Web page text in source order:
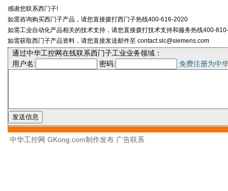
感谢您联系西门子!
如需咨询购买西门子产品，请您直接拨打西门子热线400-616-2020
如需工业自动化产品相关的技术支持，请您直接拨打技术支持和服务热线400-
如需获取西门子产品资料，请您直接发送邮件至 contact.slc@siemens.com
通过中华工控网在线联系西门子工业业务领域：
用户名:
密码: 免费注册为中
中华工控网 GKong.com制作发布 广告联系